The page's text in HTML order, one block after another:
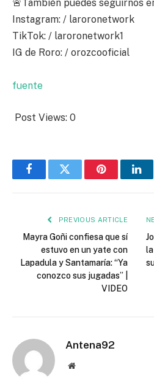
🚨También puedes seguirnos
Instagram: / laroronetwork
TikTok: / laroronetwork1
IG de Roro: / orozcooficial
fuente
Post Views: 0
FacebookTwitter Pinterest
PREVIOUS ARTICLE
Mayra Goñi confiesa que sí
estuvo en un yate con
Lapadula y Santamaría: “Ya
conozco sus jugadas” |
VIDEO
Antena92
Website